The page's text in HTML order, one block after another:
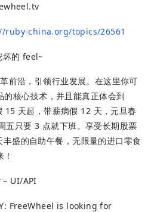
ruby-china.org/topics/26561
坏的 feel~
前沿，引领行业发展。在这里你可
核心技术，并且能真正体会到
天起，带薪病假 12 天，元旦春
五只要 3 点就下班。享受长期股票
盛的自助午餐，无限量的进口零食
UI/API
FreeWheel is looking for